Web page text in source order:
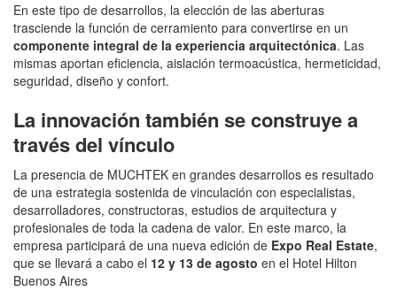
En este tipo de desarrollos, la elección de las aberturas
trasciende la función de cerramiento para convertirse en un
componente integral de la experiencia arquitectónica. Las
mismas aportan eficiencia, aislación termoacústica, hermeticidad,
seguridad, diseño y confort.
La innovación también se construye a
través del vínculo
La presencia de MUCHTEK en grandes desarrollos es resultado
de una estrategia sostenida de vinculación con especialistas,
desarrolladores, constructoras, estudios de arquitectura y
profesionales de toda la cadena de valor. En este marco, la
empresa participará de una nueva edición de Expo Real Estate,
que se llevará a cabo el 12 y 13 de agosto en el Hotel Hilton
Buenos Aires